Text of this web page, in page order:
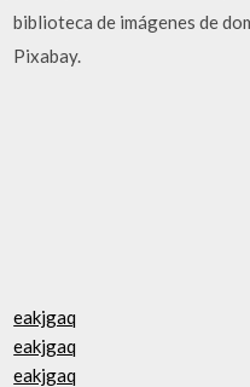
biblioteca de imágenes de
Pixabay.
eakjgaq
eakjgaq
eakjgaq